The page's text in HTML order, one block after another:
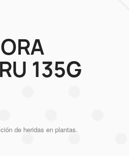
135G
de heridas en plantas.